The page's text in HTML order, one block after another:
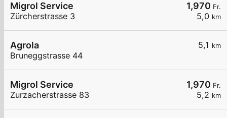
1,970 Fr.
5,0 km
Migrol Service
Zürcherstrasse 3
5,1 km
Agrola
Bruneggstrasse 44
1,970 Fr.
5,2 km
Migrol Service
Zurzacherstrasse 83